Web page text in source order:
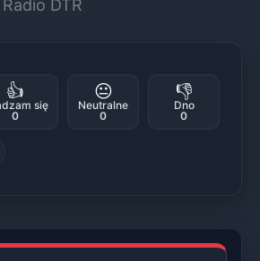
DTR
👍
się
0
😐
Neutralne
0
👎
Dno
0